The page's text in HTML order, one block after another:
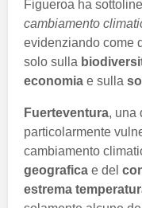
Figueroa ha
cambiamento
evidenziando come
solo sulla
economia e sulla
Fuerteventura, una
particolarmente
cambiamento
geografica e del
estrema